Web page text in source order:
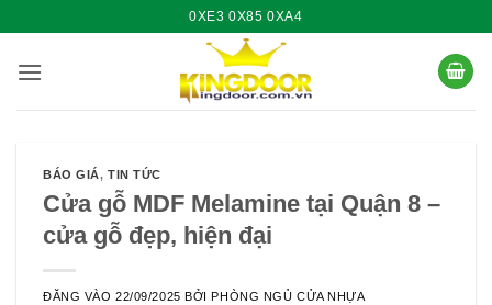
nội
0XE3 0X85 0XA4
BÁO GIÁ,TIN TỨC
Cửa gỗ MDF Melamine tại Quận 8 –
cửa gỗ đẹp, hiện đại
ĐĂNG VÀO22/09/2025 BỞIPHÒNG NGỦ CỬA NHỰA